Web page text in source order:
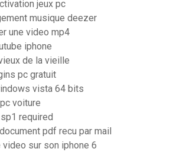
jeux pc
musique deezer
une video mp4
iphone
de la vieille
pc gratuit
vista 64 bits
voiture
required
pdf recu par mail
sur son iphone 6